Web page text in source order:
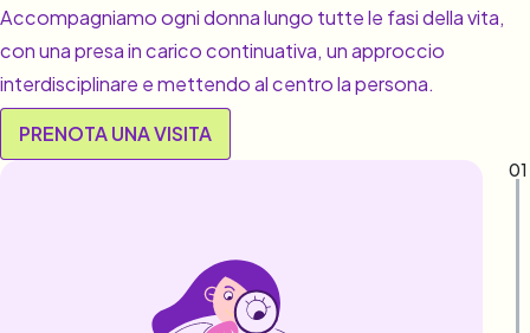
Accompagniamo ogni donna lungo tutte le fasi della vita,
con una presa in carico continuativa, un approccio
interdisciplinare e mettendo al centro la persona.
PRENOTA UNA VISITA
01